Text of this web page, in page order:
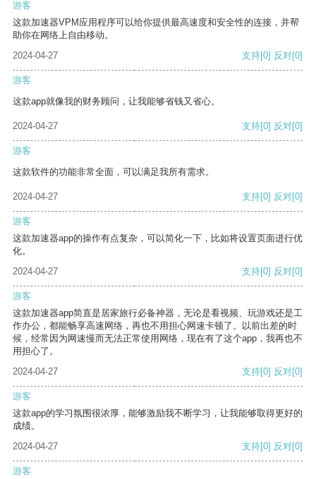
游客
这款加速器VPM应用程序可以给你提供最高速度和安全性的连接，并帮
助你在网络上自由移动。
2024-04-27
支持[0] 反对[0]
游客
这款app就像我的财务顾问，让我能够省钱又省心。
2024-04-27 支持[0] 反对[0]
游客
这款软件的功能非常全面，可以满足我所有需求。
2024-04-27 支持[0] 反对[0]
游客
这款加速器app的操作有点复杂，可以简化一下，比如将设置页面进行优
化。
2024-04-27
支持[0] 反对[0]
游客
这款加速器app简直是居家旅行必备神器，无论是看视频、玩游戏还是工
作办公，都能畅享高速网络，再也不用担心网速卡顿了。以前出差的时
候，经常因为网速慢而无法正常使用网络，现在有了这个app，我再也不
用担心了。
2024-04-27
支持[0] 反对[0]
游客
这款app的学习氛围很浓厚，能够激励我不断学习，让我能够取得更好的
成绩。
2024-04-27
支持[0] 反对[0]
游客